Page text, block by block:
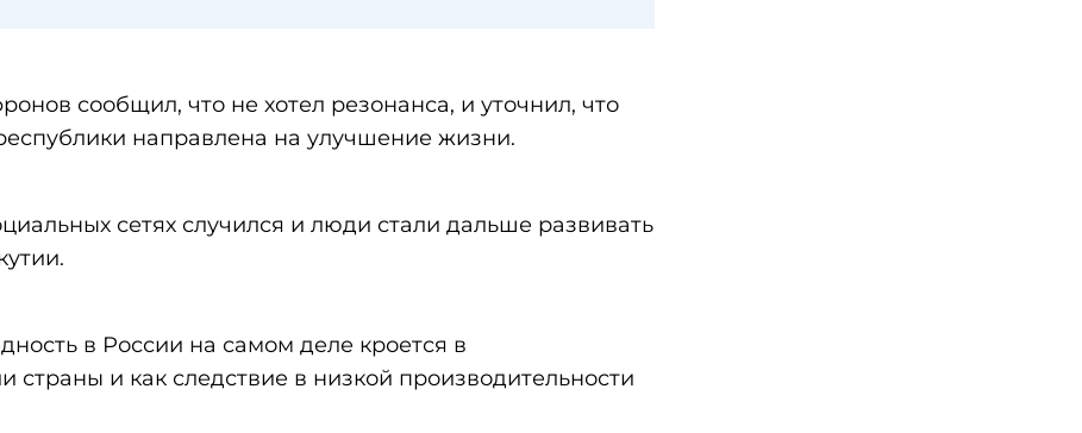
сообщил, что не хотел резонанса, и уточнил, что
направлена на улучшение жизни.
сетях случился и люди стали дальше развивать
в России на самом деле кроется в
страны и как следствие в низкой производительности